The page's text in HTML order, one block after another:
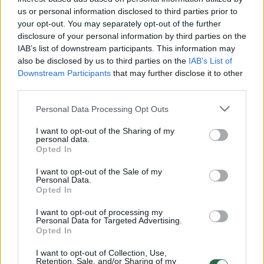
us or personal information disclosed to third parties prior to
your opt-out. You may separately opt-out of the further
disclosure of your personal information by third parties on the
IAB’s list of downstream participants. This information may
also be disclosed by us to third parties on the IAB’s List of
Downstream Participants that may further disclose it to other
Personal Data Processing Opt Outs
I want to opt-out of the Sharing of my
personal data.
Opted In
I want to opt-out of the Sale of my
Personal Data.
Opted In
I want to opt-out of processing my
Personal Data for Targeted Advertising.
Opted In
I want to opt-out of Collection, Use,
Retention, Sale, and/or Sharing of my
00:05:48
G. Landsbergis prasitarė, apie ką telefonu kalbėjo su G.
Nausėda
Žinios | Lietuvos diena
„makaronų“ ir pažadėjo nepasiduoti
Žinios | Lietuvos diena
00:07:23
Kreipdamasis į visuomenę G. Nausėda pasiuntė pažadą
I. Šimonytei
Žinios | Lietuvos diena
Su Š. Marčiulioniu palygintas L. Mažylis atskleidė, kaip